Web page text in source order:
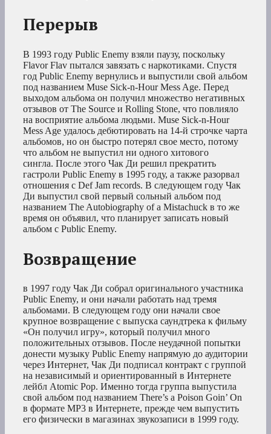
Перерыв
В 1993 году Public Enemy взяли паузу, поскольку
Flavor Flav пытался завязать с наркотиками. Спустя
год Public Enemy вернулись и выпустили свой альбом
под названием Muse Sick-n-Hour Mess Age. Перед
выходом альбома он получил множество негативных
отзывов от The Source и Rolling Stone, что повлияло
на восприятие альбома людьми. Muse Sick-n-Hour
Mess Age удалось дебютировать на 14-й строчке чарта
альбомов, но он быстро потерял свое место, потому
что альбом не выпустил ни одного хитового
сингла. После этого Чак Ди решил прекратить
гастроли Public Enemy в 1995 году, а также разорвал
отношения с Def Jam records. В следующем году Чак
Ди выпустил свой первый сольный альбом под
названием The Autobiography of a Mistachuck в то же
время он объявил, что планирует записать новый
альбом с Public Enemy.
Возвращение
в 1997 году Чак Ди собрал оригинального участника
Public Enemy, и они начали работать над тремя
альбомами. В следующем году они начали свое
крупное возвращение с выпуска саундтрека к фильму
«Он получил игру», который получил много
положительных отзывов. После неудачной попытки
донести музыку Public Enemy напрямую до аудитории
через Интернет, Чак Ди подписал контракт с группой
на независимый и ориентированный в Интернете
лейбл Atomic Pop. Именно тогда группа выпустила
свой альбом под названием There’s a Poison Goin’ On
в формате MP3 в Интернете, прежде чем выпустить
его физически в магазинах звукозаписи в 1999 году.